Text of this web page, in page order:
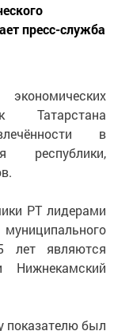
пресс-служба
Татарстана
в
республики,
РТ лидерами
лет являются
Нижнекамский
показателю был